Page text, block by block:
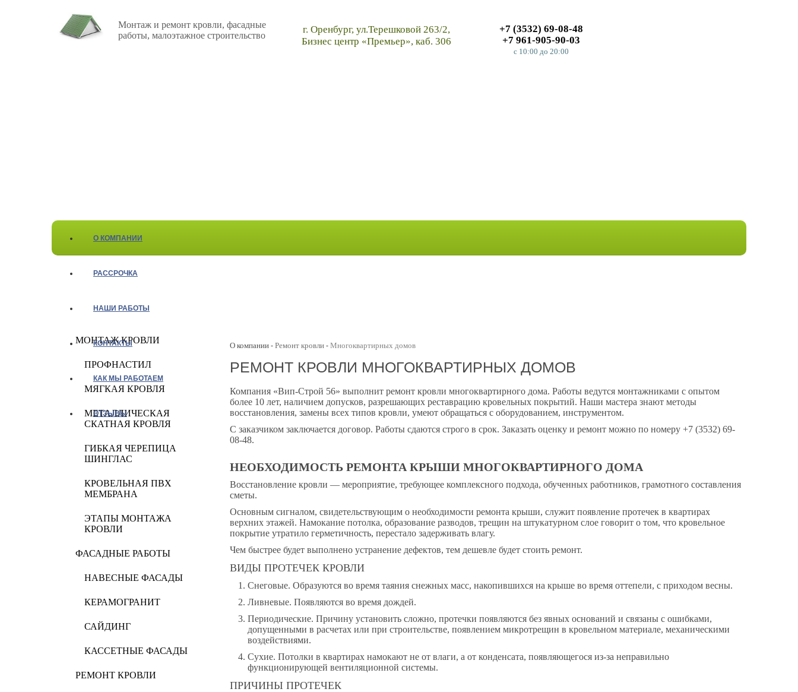
Монтаж и ремонт кровли, фасадные
работы, малоэтажное строительство
г. Оренбург, ул.Терешковой 263/2,
Бизнес центр «Премьер», каб. 306
+7 (3532) 69-08-48
+7 961-905-90-03
c 10:00 до 20:00
О КОМПАНИИ
РАССРОЧКА
НАШИ РАБОТЫ
КОНТАКТЫ
КАК МЫ РАБОТАЕМ
ОТЗЫВЫ
МОНТАЖ КРОВЛИ
ПРОФНАСТИЛ
МЯГКАЯ КРОВЛЯ
МЕТАЛЛИЧЕСКАЯ
СКАТНАЯ КРОВЛЯ
ГИБКАЯ ЧЕРЕПИЦА
ШИНГЛАС
КРОВЕЛЬНАЯ ПВХ
МЕМБРАНА
ЭТАПЫ МОНТАЖА
КРОВЛИ
ФАСАДНЫЕ РАБОТЫ
НАВЕСНЫЕ ФАСАДЫ
КЕРАМОГРАНИТ
САЙДИНГ
КАССЕТНЫЕ ФАСАДЫ
РЕМОНТ КРОВЛИ
О компании - Ремонт кровли - Многоквартирных домов
РЕМОНТ КРОВЛИ МНОГОКВАРТИРНЫХ ДОМОВ
Компания «Вип-Строй 56» выполнит ремонт кровли многоквартирного дома. Работы ведутся монтажниками с опытом
более 10 лет, наличием допусков, разрешающих реставрацию кровельных покрытий. Наши мастера знают методы
восстановления, замены всех типов кровли, умеют обращаться с оборудованием, инструментом.
С заказчиком заключается договор. Работы сдаются строго в срок. Заказать оценку и ремонт можно по номеру +7 (3532) 69-
08-48.
НЕОБХОДИМОСТЬ РЕМОНТА КРЫШИ МНОГОКВАРТИРНОГО ДОМА
Восстановление кровли — мероприятие, требующее комплексного подхода, обученных работников, грамотного составления
сметы.
Основным сигналом, свидетельствующим о необходимости ремонта крыши, служит появление протечек в квартирах
верхних этажей. Намокание потолка, образование разводов, трещин на штукатурном слое говорит о том, что кровельное
покрытие утратило герметичность, перестало задерживать влагу.
Чем быстрее будет выполнено устранение дефектов, тем дешевле будет стоить ремонт.
ВИДЫ ПРОТЕЧЕК КРОВЛИ
Снеговые. Образуются во время таяния снежных масс, накопившихся на крыше во время оттепели, с приходом весны.
Ливневые. Появляются во время дождей.
Периодические. Причину установить сложно, протечки появляются без явных оснований и связаны с ошибками,
допущенными в расчетах или при строительстве, появлением микротрещин в кровельном материале, механическими
воздействиями.
Сухие. Потолки в квартирах намокают не от влаги, а от конденсата, появляющегося из-за неправильно
функционирующей вентиляционной системы.
ПРИЧИНЫ ПРОТЕЧЕК